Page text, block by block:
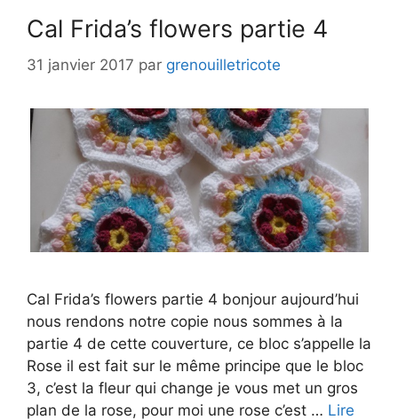
Cal Frida’s flowers partie 4
31 janvier 2017 par grenouilletricote
Cal Frida’s flowers partie 4 bonjour aujourd’hui
nous rendons notre copie nous sommes à la
partie 4 de cette couverture, ce bloc s’appelle la
Rose il est fait sur le même principe que le bloc
3, c’est la fleur qui change je vous met un gros
plan de la rose, pour moi une rose c’est … Lire